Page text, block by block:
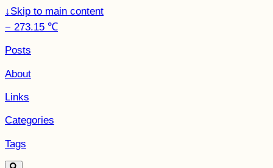
↓Skip to main content
− 273.15 ℃
Posts
About
Links
Categories
Tags